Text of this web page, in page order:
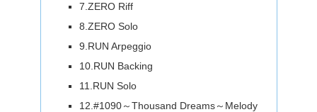
7.ZERO Riff
8.ZERO Solo
9.RUN Arpeggio
10.RUN Backing
11.RUN Solo
12.#1090～Thousand Dreams～Melody